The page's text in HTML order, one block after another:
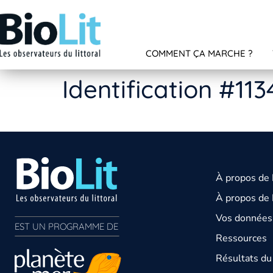
COMMENT ÇA MARCHE ?
Identification
EST UN PROGRAMME DE
À propos de
À propos de
Vos
Ressources
Résultats